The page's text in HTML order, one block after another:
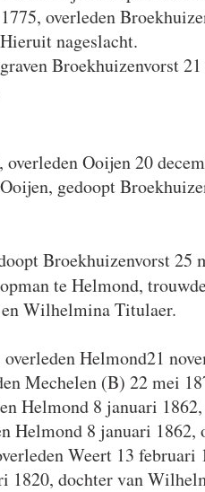
overleden
nageslacht.
Broekhuizenvorst
Ooijen 20
gedoopt
Broekhuizenvorst 25
te Helmond,
en Wilhelmina Titulaer.
Helmond21
Mechelen (B) 22 mei
Helmond 8 januari
Helmond 8 januari 1862,
Weert 13 februari
1820, dochter van